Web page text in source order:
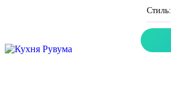
Стиль: